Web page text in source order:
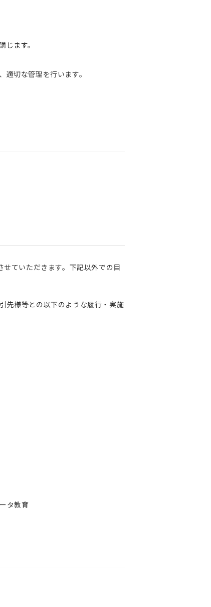
ます。
切な管理を行います。
ていただきます。下記以外での目
先様等との以下のような履行・実施
タ教育